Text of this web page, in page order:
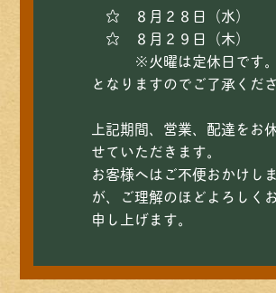
☆ ８月２８日（水）
☆ ８月２９日（木）
※火曜は定休日です。
となりますのでご了承くださ
上記期間、営業、配達をお
せていただきます。
お客様へはご不便おかけし
が、ご理解のほどよろしく
申し上げます。